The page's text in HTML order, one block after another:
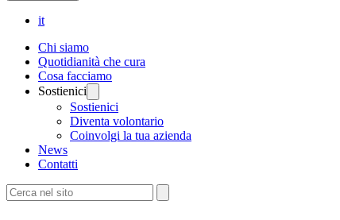
it
Chi siamo
Quotidianità che cura
Cosa facciamo
Sostienici
Sostienici
Diventa volontario
Coinvolgi la tua azienda
News
Contatti